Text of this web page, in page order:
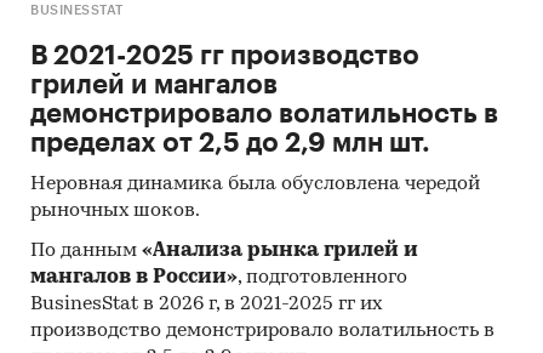
BUSINESSTAT
В 2021-2025 гг производство
грилей и мангалов
демонстрировало волатильность в
пределах от 2,5 до 2,9 млн шт.
Неровная динамика была обусловлена чередой
рыночных шоков.
По данным «Анализа рынка грилей и
мангалов в России», подготовленного
BusinesStat в 2026 г, в 2021-2025 гг их
производство демонстрировало волатильность в